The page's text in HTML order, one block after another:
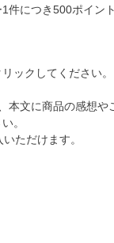
につき500ポイン
ックしてください。
文に商品の感想や
。
ただけます。